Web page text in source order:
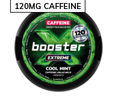
120MG CAFFEINE